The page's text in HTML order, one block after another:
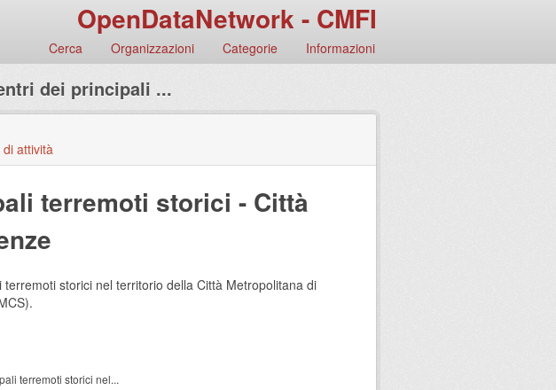
OpenDataNetwork - CMFI
Cerca Organizzazioni Categorie Informazioni
dei principali ...
di attività
terremoti storici - Città
storici nel territorio della Città Metropolitana di
terremoti storici nel...